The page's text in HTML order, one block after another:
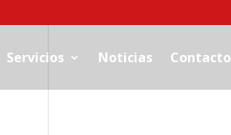
Servicios Noticias Contacto